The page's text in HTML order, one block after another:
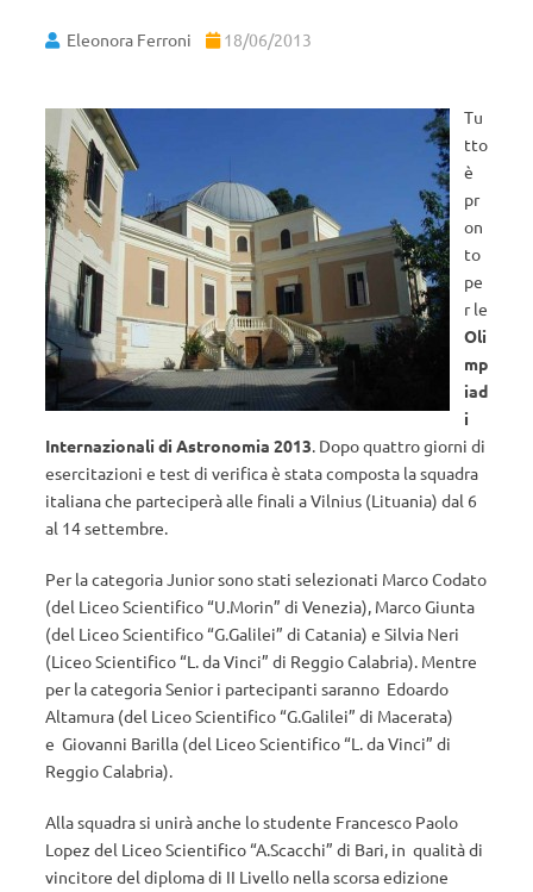
Eleonora Ferroni 18/06/2013
Tu
tto
è
pr
on
to
pe
r le
Oli
mp
iad
i
Internazionali di Astronomia 2013. Dopo quattro giorni di
esercitazioni e test di verifica è stata composta la squadra
italiana che parteciperà alle finali a Vilnius (Lituania) dal 6
al 14 settembre.
Per la categoria Junior sono stati selezionati Marco Codato
(del Liceo Scientifico “U.Morin” di Venezia), Marco Giunta
(del Liceo Scientifico “G.Galilei” di Catania) e Silvia Neri
(Liceo Scientifico “L. da Vinci” di Reggio Calabria). Mentre
per la categoria Senior i partecipanti saranno Edoardo
Altamura (del Liceo Scientifico “G.Galilei” di Macerata)
e Giovanni Barilla (del Liceo Scientifico “L. da Vinci” di
Reggio Calabria).
Alla squadra si unirà anche lo studente Francesco Paolo
Lopez del Liceo Scientifico “A.Scacchi” di Bari, in qualità di
vincitore del diploma di II Livello nella scorsa edizione